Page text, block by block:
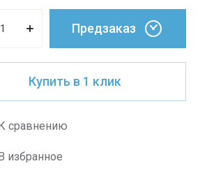
Предзаказ
Купить в 1 клик
сравнению
избранное